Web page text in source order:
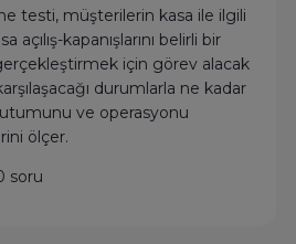
testi, müşterilerin kasa ile ilgili
kapanışlarını belirli bir
için görev alacak
durumlarla ne kadar
ve operasyonu
ölçer.
soru